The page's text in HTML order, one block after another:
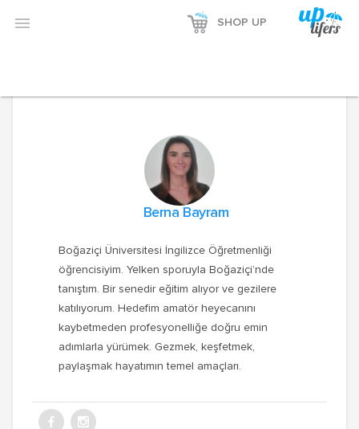
 SHOP UP
Berna Bayram
Boğaziçi Üniversitesi İngilizce Öğretmenliği
öğrencisiyim. Yelken sporuyla Boğaziçi’nde
tanıştım. Bir senedir eğitim alıyor ve gezilere
katılıyorum. Hedefim amatör heyecanını
kaybetmeden profesyonelliğe doğru emin
adımlarla yürümek. Gezmek, keşfetmek,
paylaşmak hayatımın temel amaçları.